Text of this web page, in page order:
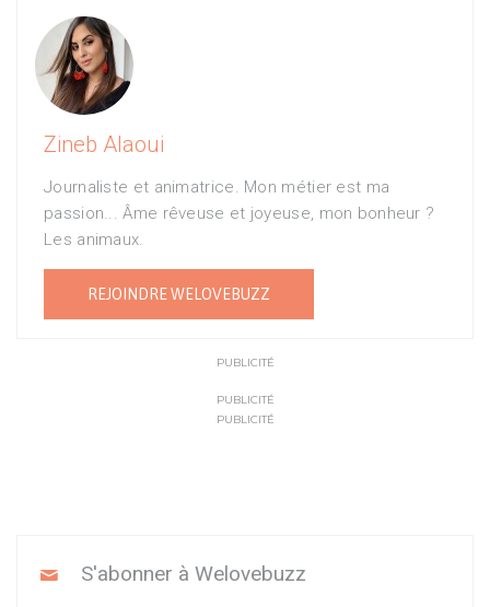
Zineb Alaoui
Journaliste et animatrice. Mon métier est ma
passion... Âme rêveuse et joyeuse, mon bonheur ?
Les animaux.
REJOINDRE WELOVEBUZZ
PUBLICITÉ
PUBLICITÉ
PUBLICITÉ
S'abonner à Welovebuzz